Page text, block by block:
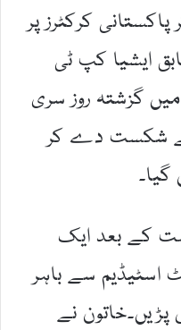
کرکٹرز پر
ایشیا کپ ٹی
گزشتہ روز سری
کو 23 رنز سے شکست دے کر
کے بعد ایک
اسٹیڈیم سے باہر
پڑیں۔خاتون نے